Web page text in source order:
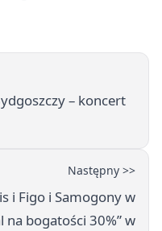
– koncert
Następny >>
i Figo i Samogony w
na bogatości 30%” w